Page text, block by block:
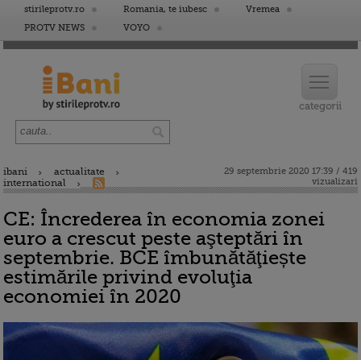
stirileprotv.ro Romania, te iubesc
Vremea
PROTV NEWS
VOYO
ibani
actualitate
international
29 septembrie 2020 17:39 / 419
vizualizari
CE: Încrederea în economia zonei
euro a crescut peste aşteptări în
septembrie. BCE îmbunătăţiește
estimările privind evoluţia
economiei în 2020